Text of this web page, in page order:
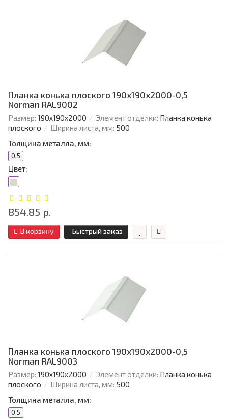
Планка конька плоского 190х190х2000-0,5
Norman RAL9002
Размер: 190х190х2000 Элемент отделки: Планка конька
плоского
Ширина листа, мм: 500
Толщина металла, мм:
0.5
Цвет:
854.85 р.
В корзину Быстрый заказ
Планка конька плоского 190х190х2000-0,5
Norman RAL9003
Размер: 190х190х2000 Элемент отделки: Планка конька
плоского
Ширина листа, мм: 500
Толщина металла, мм:
0.5